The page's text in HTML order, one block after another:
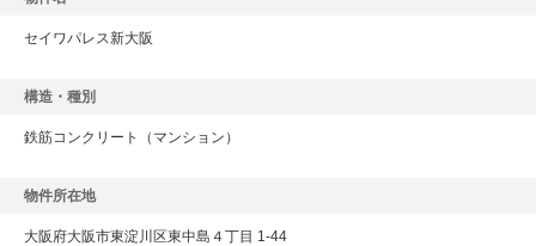
セイワパレス新大阪
構造・種別
鉄筋コンクリート （マンション）
物件所在地
大阪府大阪市東淀川区東中島４丁目 1-44